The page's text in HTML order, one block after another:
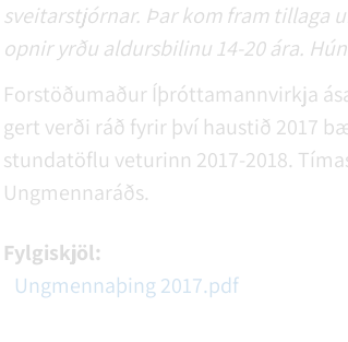
sveitarstjórnar. Þar kom fram tillaga
opnir yrðu aldursbilinu 14-20 ára.
Forstöðumaður Íþróttamannvirkja
gert verði ráð fyrir því haustið 2017
stundatöflu veturinn 2017-2018.
Ungmennaráðs.
Fylgiskjöl:
Ungmennaþing 2017.pdf